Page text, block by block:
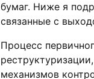
бумаг. Ниже я
связанные с
Процесс
механизмов